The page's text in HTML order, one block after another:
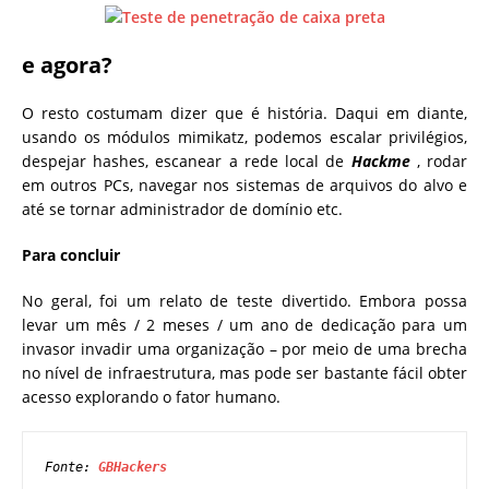
e agora?
O resto costumam dizer que é história. Daqui em diante,
usando os módulos mimikatz, podemos escalar privilégios,
despejar hashes, escanear a rede local de Hackme, rodar
em outros PCs, navegar nos sistemas de arquivos do alvo e
até se tornar administrador de domínio etc.
Para concluir
No geral, foi um relato de teste divertido. Embora possa
levar um mês / 2 meses / um ano de dedicação para um
invasor invadir uma organização – por meio de uma brecha
no nível de infraestrutura, mas pode ser bastante fácil obter
acesso explorando o fator humano.
Fonte: GBHackers